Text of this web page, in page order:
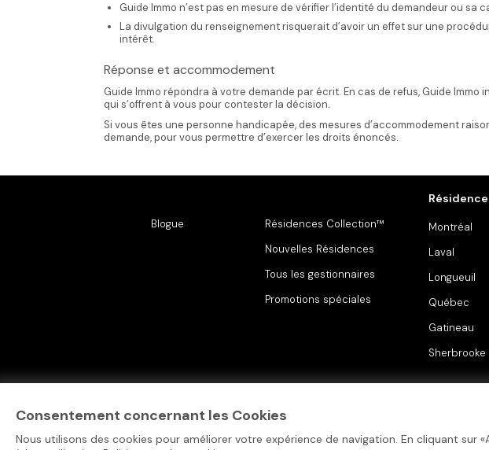
Guide Immo n’est pas en mesure de vérifier l’identité du demandeur ou
La divulgation du renseignement risquerait d’avoir un effet sur une
intérêt.
Réponse et accommodement
Guide Immo répondra à votre demande par écrit. En cas de refus, Guide
qui s’offrent à vous pour contester la décision.
Si vous êtes une personne handicapée, des mesures d’accommodement
demande, pour vous permettre d’exercer les droits énoncés.
Consentement concernant les Cookies
Nous utilisons des cookies pour améliorer votre expérience de navigation. En cliquant sur
Blogue
Résidences Collection™
Nouvelles Résidences
Tous les gestionnaires
Promotions spéciales
Montréal
Laval
Longueuil
Québec
Gatineau
Sherbrooke